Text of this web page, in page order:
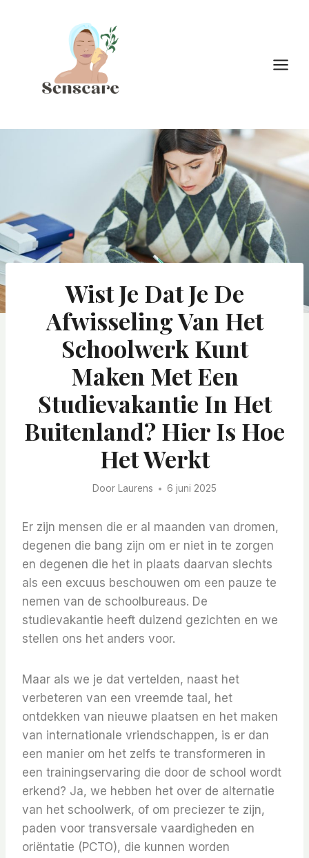
Wist Je Dat Je De
Afwisseling Van Het
Schoolwerk Kunt
Maken Met Een
Studievakantie In Het
Buitenland? Hier Is Hoe
Het Werkt
Door Laurens 6 juni 2025
Er zijn mensen die er al maanden van dromen,
degenen die bang zijn om er niet in te zorgen
en degenen die het in plaats daarvan slechts
als een excuus beschouwen om een ​​pauze te
nemen van de schoolbureaus. De
studievakantie heeft duizend gezichten en we
stellen ons het anders voor.
Maar als we je dat vertelden, naast het
verbeteren van een vreemde taal, het
ontdekken van nieuwe plaatsen en het maken
van internationale vriendschappen, is er dan
een manier om het zelfs te transformeren in
een trainingservaring die door de school wordt
erkend? Ja, we hebben het over de alternatie
van het schoolwerk, of om preciezer te zijn,
paden voor transversale vaardigheden en
oriëntatie (PCTO), die kunnen worden